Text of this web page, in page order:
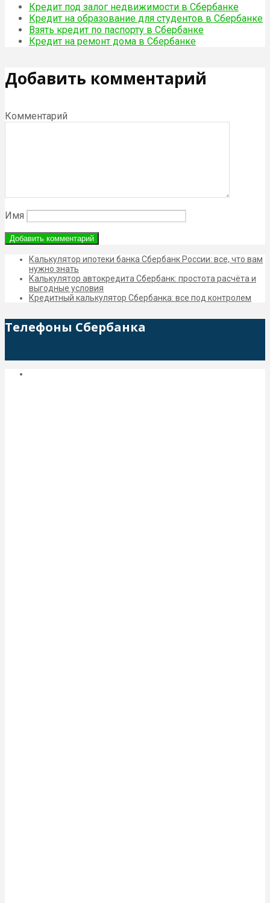
Кредит под залог недвижимости в Сбербанке
Кредит на образование для студентов в Сбербанке
Взять кредит по паспорту в Сбербанке
Кредит на ремонт дома в Сбербанке
Добавить комментарий
Комментарий
Имя
Калькулятор ипотеки банка Сбербанк России: все, что вам
нужно знать
Калькулятор автокредита Сбербанк: простота расчёта и
выгодные условия
Кредитный калькулятор Сбербанка: все под контролем
Телефоны Сбербанка